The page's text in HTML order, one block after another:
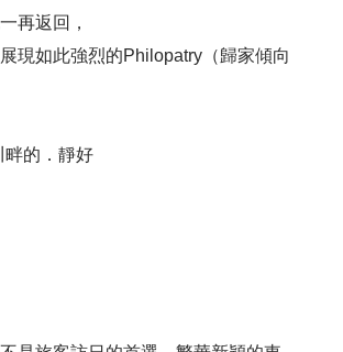
再返回，
現如此強烈的Philopatry（歸家傾向
畔的．靜好